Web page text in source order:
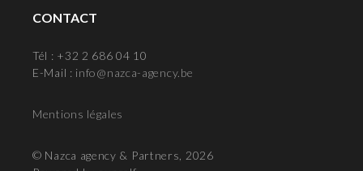
CONTACT
Tél : +32 2 686 04 10
E-Mail : info@nazca-agency.be
Mentions légales
© Nazca agency & Partners, 2026